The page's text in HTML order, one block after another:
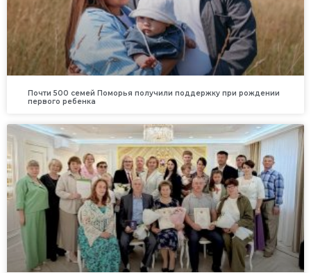
Почти 500 семей Поморья получили поддержку при рождении
первого ребенка